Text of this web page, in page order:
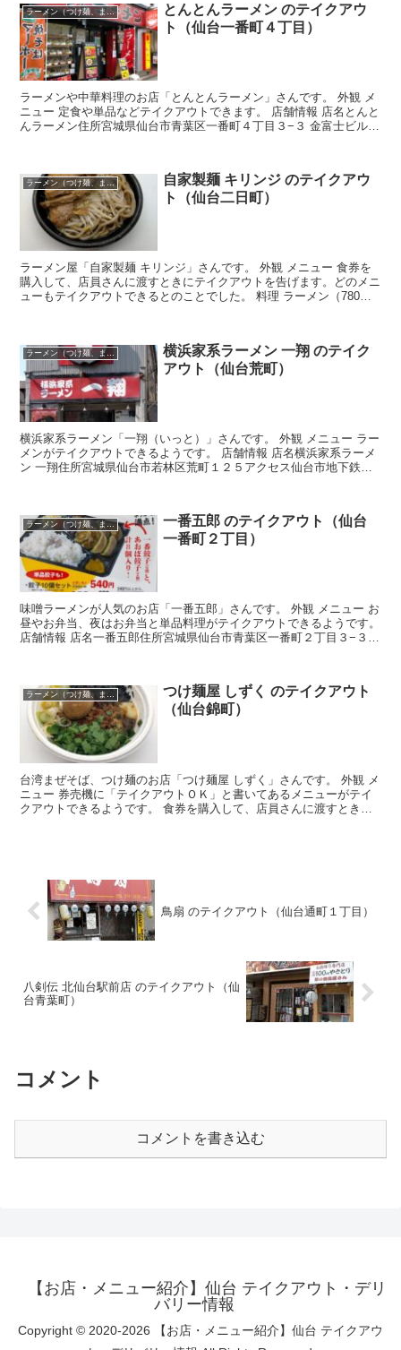
ラーメン（つけ麺、まぜそば）
とんとんラーメン のテイクアウ
ト（仙台一番町４丁目）
ラーメンや中華料理のお店「とんとんラーメン」さんです。 外観 メ
ニュー 定食や単品などテイクアウトできます。 店舗情報 店名とんと
んラーメン住所宮城県仙台市青葉区一番町４丁目３−３ 金富士ビル
ラーメン（つけ麺、まぜそば）
自家製麺 キリンジ のテイクアウ
ト（仙台二日町）
ラーメン屋「自家製麺 キリンジ」さんです。 外観 メニュー 食券を
購入して、店員さんに渡すときにテイクアウトを告げます。どのメニ
ューもテイクアウトできるとのことでした。 料理 ラーメン（780
ラーメン（つけ麺、まぜそば）
横浜家系ラーメン 一翔 のテイク
アウト（仙台荒町）
横浜家系ラーメン「一翔（いっと）」さんです。 外観 メニュー ラー
メンがテイクアウトできるようです。 店舗情報 店名横浜家系ラーメ
ン 一翔住所宮城県仙台市若林区荒町１２５アクセス仙台市地下鉄五
ラーメン（つけ麺、まぜそば）
一番五郎 のテイクアウト（仙台
一番町２丁目）
味噌ラーメンが人気のお店「一番五郎」さんです。 外観 メニュー お
昼やお弁当、夜はお弁当と単品料理がテイクアウトできるようです。
店舗情報 店名一番五郎住所宮城県仙台市青葉区一番町２丁目３−３０
ラーメン（つけ麺、まぜそば）
つけ麺屋 しずく のテイクアウト
（仙台錦町）
台湾まぜそば、つけ麺のお店「つけ麺屋 しずく」さんです。 外観 メ
ニュー 券売機に「テイクアウトＯＫ」と書いてあるメニューがテイ
クアウトできるようです。 食券を購入して、店員さんに渡すときに
鳥扇 のテイクアウト（仙台通町１丁目）
八剣伝 北仙台駅前店 のテイクアウト（仙
台青葉町）
コメント
コメントを書き込む
【お店・メニュー紹介】仙台 テイクアウト・デリ
バリー情報
Copyright © 2020-2026 【お店・メニュー紹介】仙台 テイクアウ